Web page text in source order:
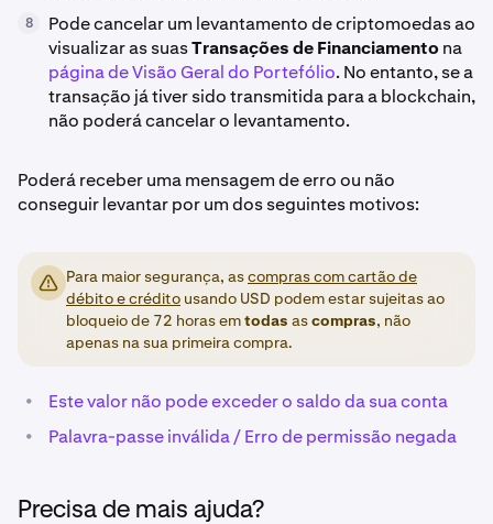
8
Pode cancelar um levantamento de criptomoedas ao
visualizar as suasTransações de Financiamento na
página de Visão Geral do Portefólio. No entanto, se a
transação já tiver sido transmitida para a blockchain,
não poderá cancelar o levantamento.
Poderá receber uma mensagem de erro ou não
conseguir levantar por um dos seguintes motivos:
Para maior segurança, ascompras com cartão de
débito e crédito usando USD podem estar sujeitas ao
bloqueio de 72 horas emtodas ascompras, não
apenas na sua primeira compra.
• Este valor não pode exceder o saldo da sua conta
• Palavra-passe inválida / Erro de permissão negada
Precisa de mais ajuda?